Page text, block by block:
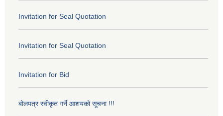
Invitation for Seal Quotation
Invitation for Seal Quotation
Invitation for Bid
बोलपत्र स्वीकृत गर्ने आशयको सूचना !!!